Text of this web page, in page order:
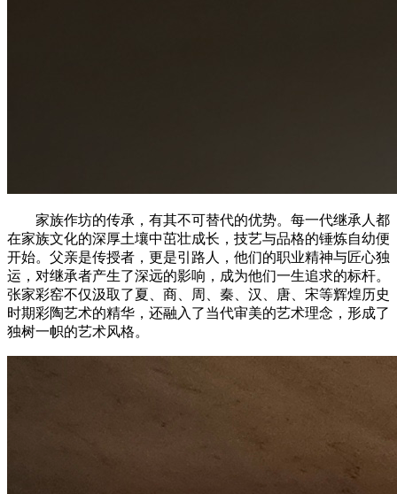
家族作坊的传承，有其不可替代的优势。每一代继承人都
在家族文化的深厚土壤中茁壮成长，技艺与品格的锤炼自幼便
开始。父亲是传授者，更是引路人，他们的职业精神与匠心独
运，对继承者产生了深远的影响，成为他们一生追求的标杆。
张家彩窑不仅汲取了夏、商、周、秦、汉、唐、宋等辉煌历史
时期彩陶艺术的精华，还融入了当代审美的艺术理念，形成了
独树一帜的艺术风格。